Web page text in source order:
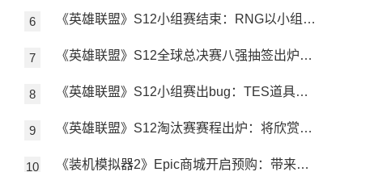
《英雄联盟》S12小组赛结束：RNG以小组第二的成绩出线
《英雄联盟》S12全球总决赛八强抽签出炉：LPL无需内战
《英雄联盟》S12小组赛出bug：TES道具没触发 网友要求希望能重赛
《英雄联盟》S12淘汰赛赛程出炉：将欣赏到四场紧张刺激的BO5
《装机模拟器2》Epic商城开启预购：带来职业模式、定制功能